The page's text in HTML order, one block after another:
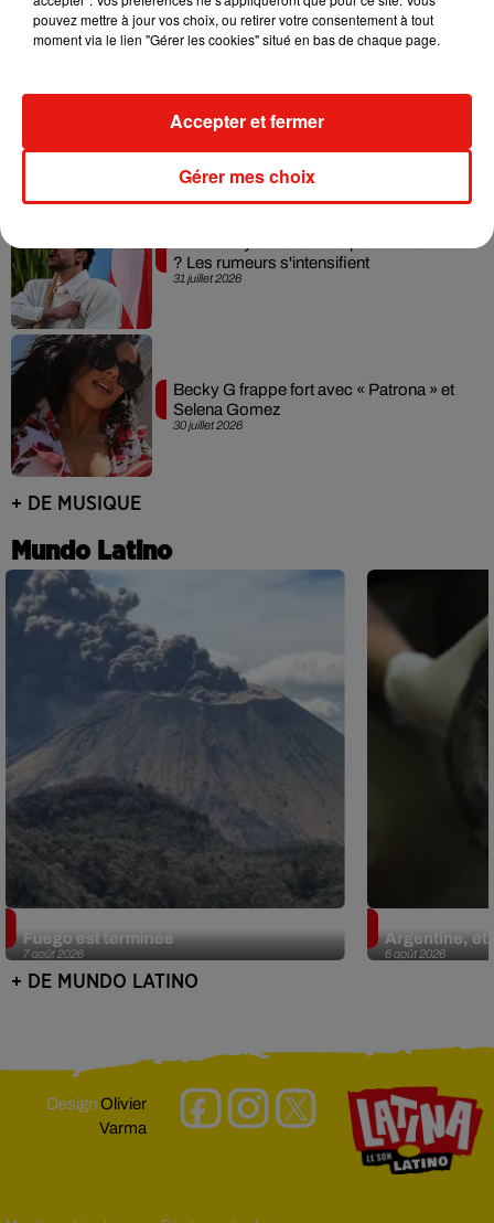
31 juillet 2026
Laura Pausini : retour confirmé à l'Accor
Arena de Paris
31 juillet 2026
? Les rumeurs s'intensifient
30 juillet 2026
Becky G frappe fort avec « Patrona » et
Selena Gomez
+ DE MUSIQUE
Mundo Latino
7 août 2026
Fuego est terminée
6 août 2026
Argentine, et
+ DE MUNDO LATINO
DesignOlivier
Varma
pouvez mettre à jour vos choix, ou retirer votre consentement à tout
moment via le lien "Gérer les cookies" situé en bas de chaque page.
Gérer mes choix
Accepter et fermer